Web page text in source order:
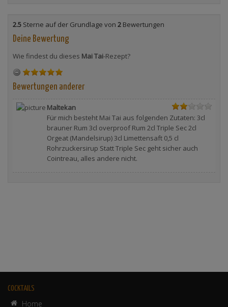
2.5 Sterne auf der Grundlage von 2 Bewertungen
Deine Bewertung
Wie findest du dieses Mai Tai-Rezept?
Bewertungen anderer
Maltekan
Für mich besteht Mai Tai aus folgenden Zutaten: 3cl
brauner Rum 3cl overproof Rum 2cl Triple Sec 2cl
Orgeat (Mandelsirup) 3cl Limettensaft 0,5 cl
Rohrzuckersirup Statt Triple Sec geht sicher auch
Cointreau, alles andere nicht.
COCKTAILS
Home